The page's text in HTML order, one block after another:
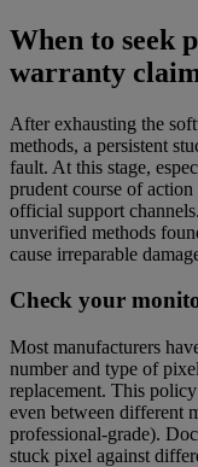
When to seek
warranty
After exhausting the
methods, a persistent
fault. At this stage,
prudent course of
official support
unverified methods
cause irreparable
Check your
Most manufacturers
number and type of
replacement. This
even between different
professional-grade).
stuck pixel against